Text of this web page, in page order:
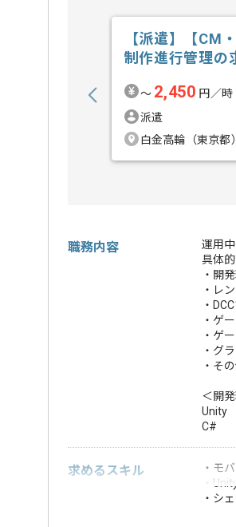
【派遣】【CM
制作進行管理の
〜 2,450 円／時
派遣
白金高輪（東京都）
職務内容
運用
具体
・開
・レ
・
・ゲ
・ゲ
・グ
・そ
＜開
Unity
C#
求めるスキル
・モ
・
・シ